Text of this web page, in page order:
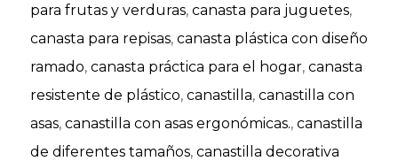
para frutas y verduras, canasta para juguetes,
canasta para repisas, canasta plástica con diseño
ramado, canasta práctica para el hogar, canasta
resistente de plástico, canastilla, canastilla con
asas, canastilla con asas ergonómicas., canastilla
de diferentes tamaños, canastilla decorativa